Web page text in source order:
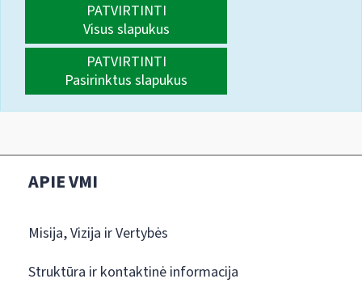
PATVIRTINTI
Visus slapukus
PATVIRTINTI
Pasirinktus slapukus
APIE VMI
Misija, Vizija ir Vertybės
Struktūra ir kontaktinė informacija